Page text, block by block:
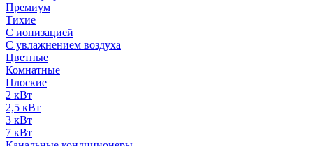
Премиум
Тихие
С ионизацией
С увлажнением воздуха
Цветные
Комнатные
Плоские
2 кВт
2,5 кВт
3 кВт
7 кВт